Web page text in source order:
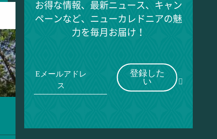
お得な情報、最新ニュース、キャン
ペーンなど、ニューカレドニアの魅
力を毎月お届け！
Eメールアドレ
ス
登録した
い